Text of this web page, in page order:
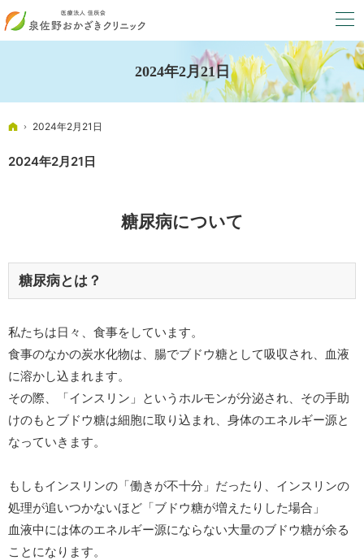
2024年2月21日
ホーム
2024年2月21日
2024年2月21日
糖尿病について
糖尿病とは？
私たちは日々、食事をしています。
食事のなかの炭水化物は、腸でブドウ糖として吸収され、血液
に溶かし込まれます。
その際、「インスリン」というホルモンが分泌され、その手助
けのもとブドウ糖は細胞に取り込まれ、身体のエネルギー源と
なっていきます。
もしもインスリンの「働きが不十分」だったり、インスリンの
処理が追いつかないほど「ブドウ糖が増えたりした場合」
血液中には体のエネルギー源にならない大量のブドウ糖が余る
ことになります。